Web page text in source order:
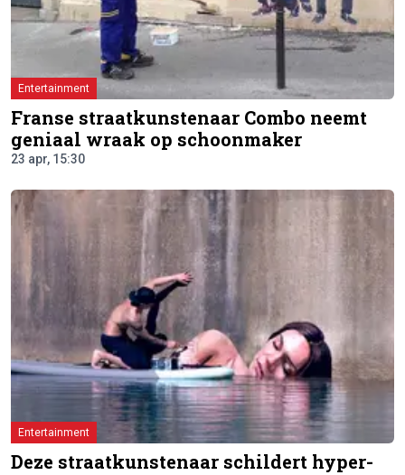
Entertainment
Franse straatkunstenaar Combo neemt
geniaal wraak op schoonmaker
23 apr, 15:30
Entertainment
Deze straatkunstenaar schildert hyper-